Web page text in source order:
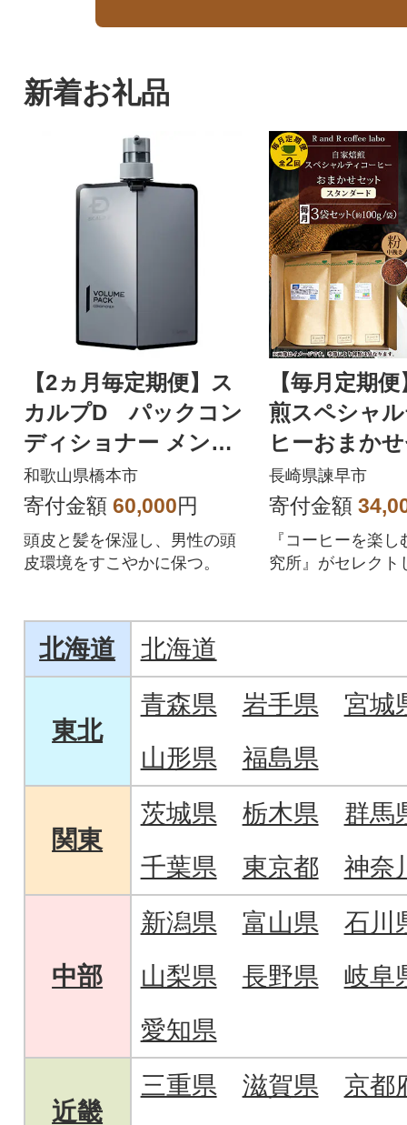
新着お礼品
【2ヵ月毎定期便】ス
カルプD パックコン
ディショナー メンズ
薬用 ヘアケア 全6回
和歌山県橋本市
寄付金額 60,000円
頭皮と髪を保湿し、男性の頭
皮環境をすこやかに保つ。
【毎月定期
煎スペシャ
ヒーおまか
スタンダー
全2回
長崎県諫早市
寄付金額
『コーヒーを楽
究所』がセレクト
北海道 北海道
東北
青森県 岩手県
宮城
山形県
福島県
関東
茨城県 栃木県
群馬
千葉県
東京都 神奈
中部
新潟県 富山県
石川
山梨県
長野県
岐阜
愛知県
近畿
三重県 滋賀県 京都